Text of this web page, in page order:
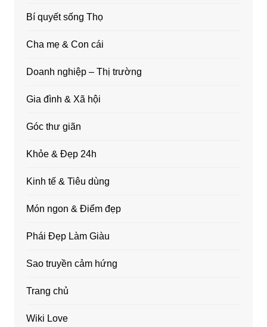
Bí quyết sống Thọ
Cha mẹ & Con cái
Doanh nghiệp – Thị trường
Gia đình & Xã hội
Góc thư giãn
Khỏe & Đẹp 24h
Kinh tế & Tiêu dùng
Món ngon & Điểm đẹp
Phái Đẹp Làm Giàu
Sao truyền cảm hứng
Trang chủ
Wiki Love